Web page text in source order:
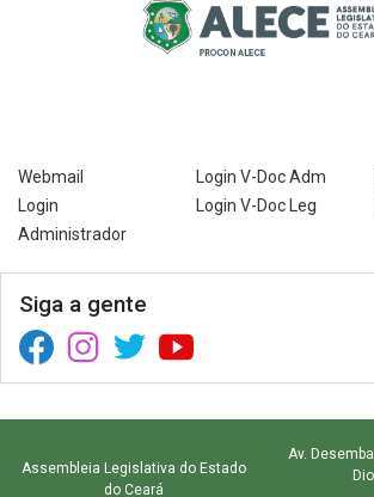
Webmail
Login
Administrador
Login V-Doc Adm
Login V-Doc Leg
Siga a gente
Facebook (abre em nova janela)
Instagram (abre em nova janela)
Twitter (abre em nova janela)
YouTube (abre em nova
Assembleia Legislativa do Estado
do Ceará
Av.